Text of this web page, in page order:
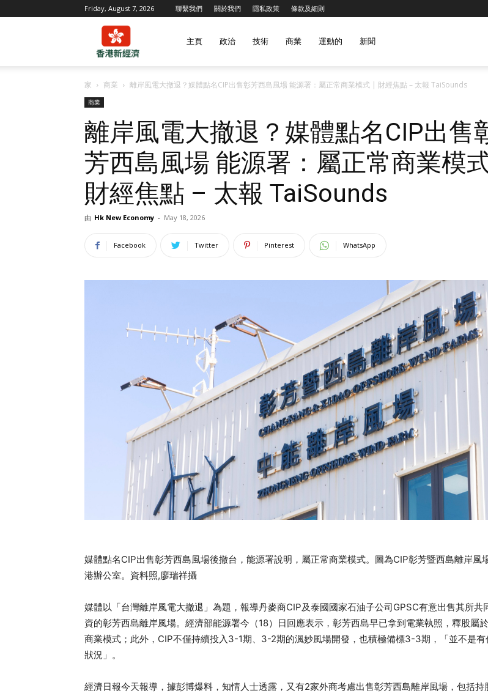
Friday, August 7, 2026 聯繫我們 關於我們 隱私政策 條款及細則
港
新
經
主頁 政治 技術 商業 運動的 新聞
家 商業 離岸風電大撤退？媒體點名CIP出售彰芳西島風場 能源署：屬正常商業模式 | 財經焦點 – 太報 TaiSounds
商業
離岸風電大撤退？媒體點名CIP出售
芳西島風場 能源署：屬正常商業模
財經焦點 – 太報 TaiSounds
由 Hk New Economy - May 18, 2026
Facebook Twitter Pinterest WhatsApp
媒體點名CIP出售彰芳西島風場後撤台，能源署說明，屬正常商業模式。圖為CIP彰芳暨西島離岸風
港辦公室。資料照,廖瑞祥攝
媒體以「台灣離岸風電大撤退」為題，報導丹麥商CIP及泰國國家石油子公司GPSC有意出售其所共
資的彰芳西島離岸風場。經濟部能源署今（18）日回應表示，彰芳西島早已拿到電業執照，釋股屬
商業模式；此外，CIP不僅持續投入3-1期、3-2期的渢妙風場開發，也積極備標3-3期，「並不是有
狀況」。
經濟日報今天報導，據彭博爆料，知情人士透露，又有2家外商考慮出售彰芳西島離岸風場，包括持